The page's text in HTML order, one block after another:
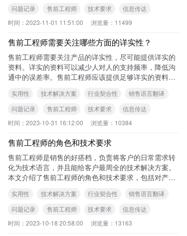
问题记录
售前工程师 技术要求
信息传达
时间： 2023-11-01 11:51:00 浏览量： 11499
售前工程师需要关注哪些方面的详实性？
售前工程师需要关注产品的详实性，尽可能提供详实的
资料。详实的资料可以减少人对人的支持频率，降低沟
通中的误差率。售前工程师应该提供足够详实的资料作
实用性 技术解决方案 行业契合性
销售语言翻译
问题记录
售前工程师 技术要求
信息传达
时间： 2023-10-31 16:12:00 浏览量： 10384
售前工程师的角色和技术要求
售前工程师是销售的好搭档，负责将客户的日常需求转
化为技术语言，并且能给客户最周全的技术解决方案。
本文介绍了售前工程师的角色和技术要求，包括对产品
关注。同时还强调了售前工程师需要将销售语言翻译成
技术语言，并对客户传达清楚产品的形态、操作方式、
的行业契合性、实用性和详实性，以及记录问题和解决
实用性 技术解决方案 行业契合性
销售语言翻译
问题记录
售前工程师 技术要求
信息传达
时间： 2023-10-18 20:58:00 浏览量： 13163